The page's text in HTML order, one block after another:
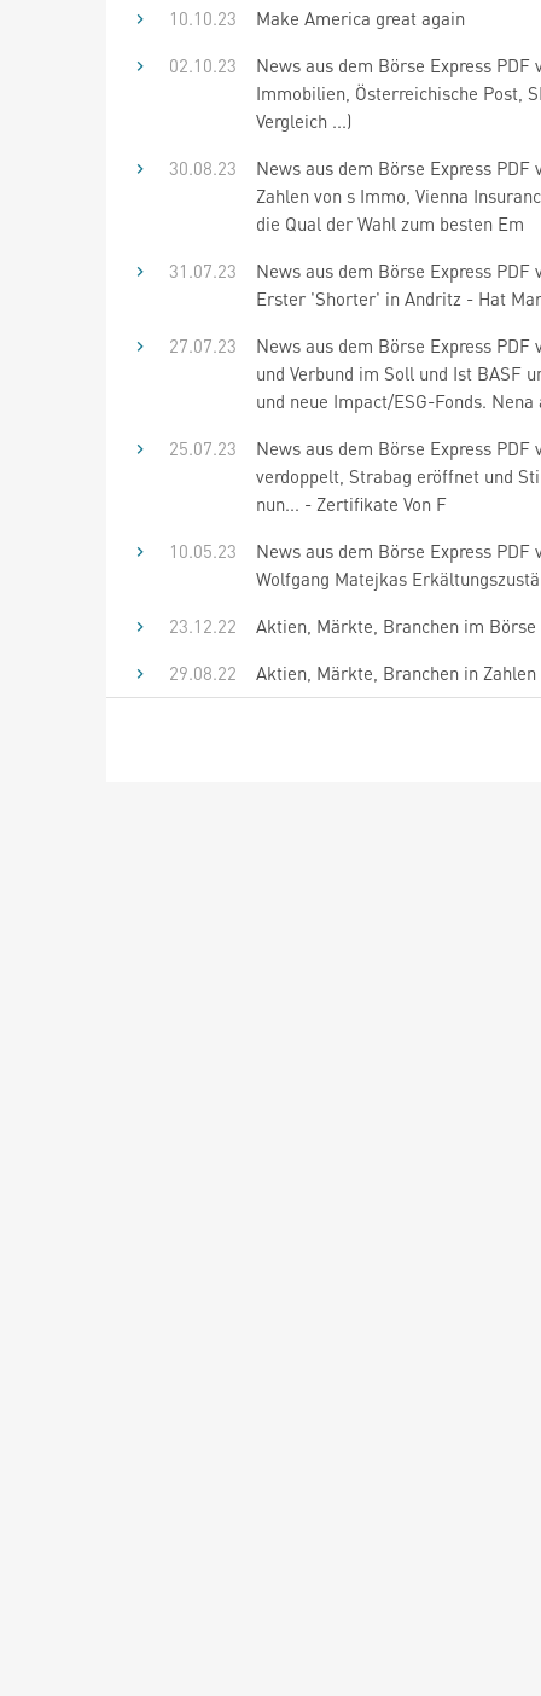
10.10.23
Make America great again
02.10.23
News aus dem Börse Express
Immobilien, Österreichische Post,
Vergleich ...)
30.08.23
News aus dem Börse Express
Zahlen von s Immo, Vienna
die Qual der Wahl zum besten Em
31.07.23
News aus dem Börse Express
Erster 'Shorter' in Andritz - Hat
27.07.23
News aus dem Börse Express
und Verbund im Soll und Ist BASF
und neue Impact/ESG-Fonds. Nena
25.07.23
News aus dem Börse Express
verdoppelt, Strabag eröffnet und
nun... - Zertifikate Von F
10.05.23
News aus dem Börse Express
Wolfgang Matejkas
23.12.22
Aktien, Märkte, Branchen im
29.08.22
Aktien, Märkte, Branchen in